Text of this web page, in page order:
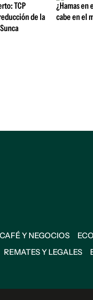
TCP
de la
¿Hamas en
cabe en el
CAFÉ Y NEGOCIOS
REMATES Y LEGALES